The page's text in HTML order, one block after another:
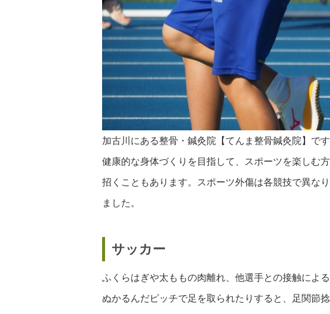
加古川にある整骨・鍼灸院【てんま整骨鍼灸院】です
健康的な身体づくりを目指して、スポーツを楽しむ
招くこともあります。スポーツ外傷は各競技で異な
ました。
サッカー
ふくらはぎや太ももの肉離れ、他選手との接触によ
ぬかるんだピッチで足を取られたりすると、足関節